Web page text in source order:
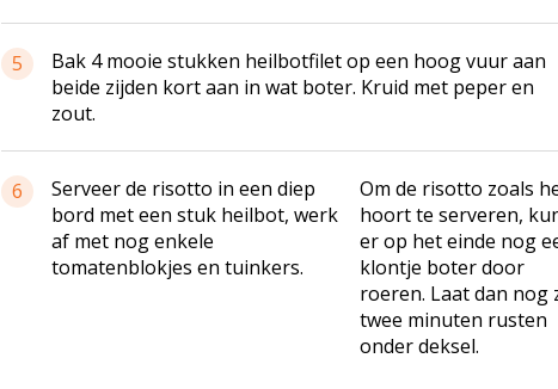
5
Bak 4 mooie stukken heilbotfilet op een hoog vuur aan
beide zijden kort aan in wat boter. Kruid met peper en
zout.
6
Serveer de risotto in een diep
bord met een stuk heilbot, werk
af met nog enkele
tomatenblokjes en tuinkers.
Om de risotto zoals
hoort te serveren,
er op het einde nog
klontje boter door
roeren. Laat dan nog
twee minuten rusten
onder deksel.